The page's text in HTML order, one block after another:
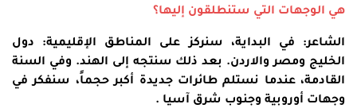
هي الوجهات التي ستنطلقون إليها؟
الشاعر: في البداية، سنركز على المناطق الإقليمية: دول
الخليج ومصر والاردن. بعد ذلك سنتجه إلى الهند. وفي السنة
القادمة، عندما نستلم طائرات جديدة أكبر حجماً، سنفكر في
وجهات أوروبية وجنوب شرق آسيا .